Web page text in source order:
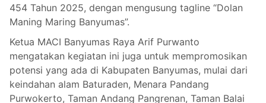
454 Tahun 2025, dengan mengusung tagline “Dolan
Maning Maring Banyumas”.
Ketua MACI Banyumas Raya Arif Purwanto
mengatakan kegiatan ini juga untuk mempromosikan
potensi yang ada di Kabupaten Banyumas, mulai dari
keindahan alam Baturaden, Menara Pandang
Purwokerto, Taman Andang Pangrenan, Taman Balai